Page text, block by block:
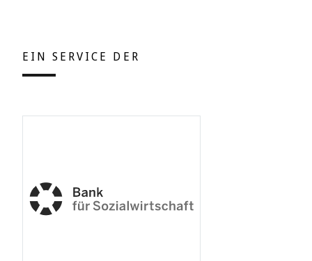
EIN SERVICE DER